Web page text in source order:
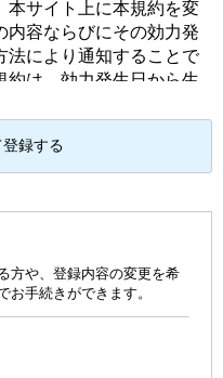
本サイト上に本規約を変
内容ならびにその効力発
法により通知することで
約は、効力発生日から生
す。
品情報、イベント情報
アンケート調査やモニタ
録する
方や、登録内容の変更を希
お手続きができます。